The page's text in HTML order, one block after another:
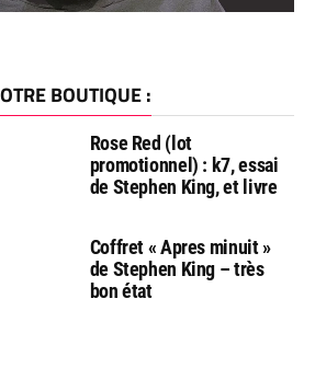
BOUTIQUE :
Rose Red (lot
promotionnel) : k7, essai
de Stephen King, et livre
Coffret « Apres minuit »
de Stephen King – très
bon état